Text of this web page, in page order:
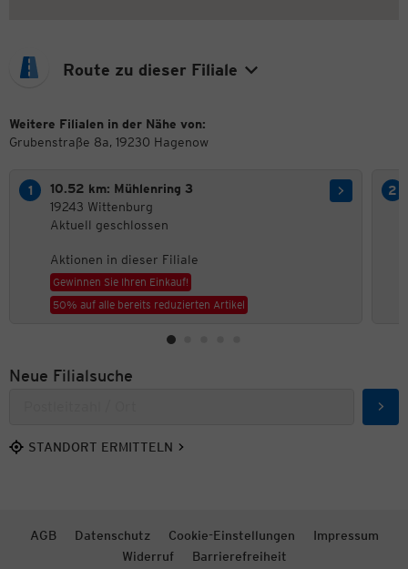
Route zu dieser Filiale
Weitere Filialen in der Nähe von:
Grubenstraße 8a, 19230 Hagenow
10.52 km: Mühlenring 3
19243 Wittenburg
Aktuell geschlossen
Aktionen in dieser Filiale
Gewinnen Sie Ihren Einkauf!
50% auf alle bereits reduzierten Artikel
Neue Filialsuche
STANDORT ERMITTELN
AGB Datenschutz Cookie-Einstellungen
Impressum
Widerruf
Barrierefreiheit